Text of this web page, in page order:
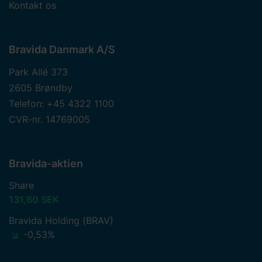
Kontakt os
Bravida Danmark A/S
Park Allé 373
2605 Brøndby
Telefon: +45 4322 1100
CVR-nr. 14769005
Bravida-aktien
Share
131,60 SEK
Bravida Holding (BRAV)
-0,53%